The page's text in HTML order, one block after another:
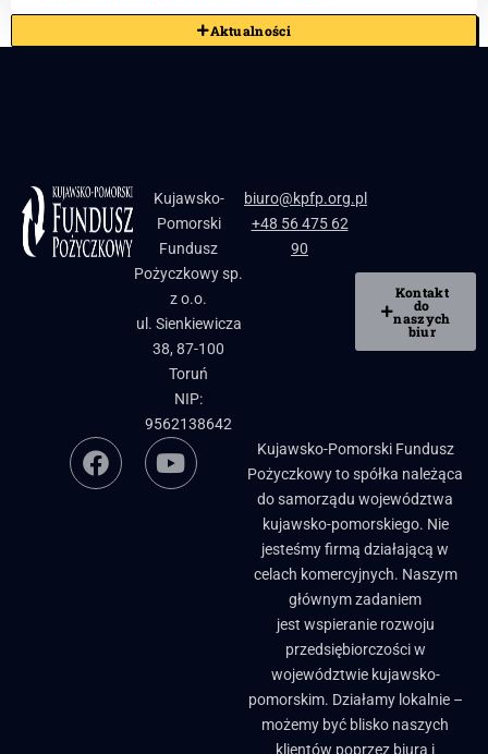
Aktualności
Kujawsko-
Pomorski
Fundusz
Pożyczkowy sp.
z o.o.
ul. Sienkiewicza
38, 87-100
Toruń
NIP:
9562138642
biuro@kpfp.org.pl
+48 56 475 62
90
Kontakt
do
naszych
biur
Kujawsko-Pomorski Fundusz
Pożyczkowy to spółka należąca
do samorządu województwa
kujawsko-pomorskiego. Nie
jesteśmy firmą działającą w
celach komercyjnych. Naszym
głównym zadaniem
jest wspieranie rozwoju
przedsiębiorczości w
województwie kujawsko-
pomorskim. Działamy lokalnie –
możemy być blisko naszych
klientów poprzez biura i